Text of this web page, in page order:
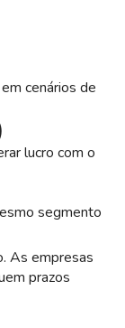
cenários de
lucro com o
segmento
As empresas
prazos